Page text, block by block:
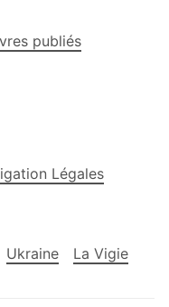
publiés
Légales
Ukraine La Vigie